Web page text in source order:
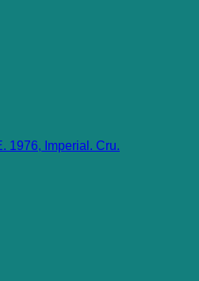
1976, Imperial. Cru.